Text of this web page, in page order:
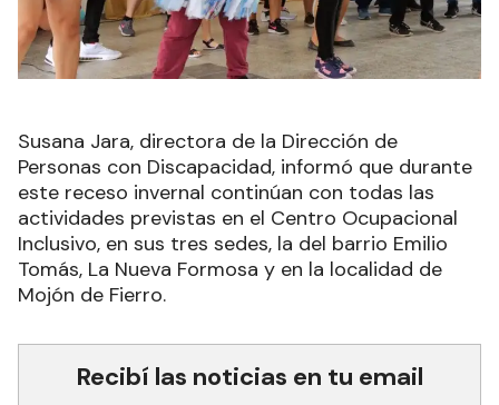
Susana Jara, directora de la Dirección de
Personas con Discapacidad, informó que durante
este receso invernal continúan con todas las
actividades previstas en el Centro Ocupacional
Inclusivo, en sus tres sedes, la del barrio Emilio
Tomás, La Nueva Formosa y en la localidad de
Mojón de Fierro.
Recibí las noticias en tu email